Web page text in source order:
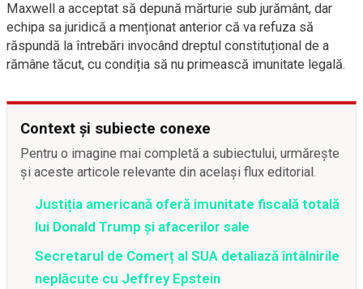
Maxwell a acceptat să depună mărturie sub jurământ, dar
echipa sa juridică a menționat anterior că va refuza să
răspundă la întrebări invocând dreptul constituțional de a
rămâne tăcut, cu condiția să nu primească imunitate legală.
Context și subiecte conexe
Pentru o imagine mai completă a subiectului, urmărește
și aceste articole relevante din același flux editorial.
Justiția americană oferă imunitate fiscală totală
lui Donald Trump și afacerilor sale
Secretarul de Comerț al SUA detaliază întâlnirile
neplăcute cu Jeffrey Epstein